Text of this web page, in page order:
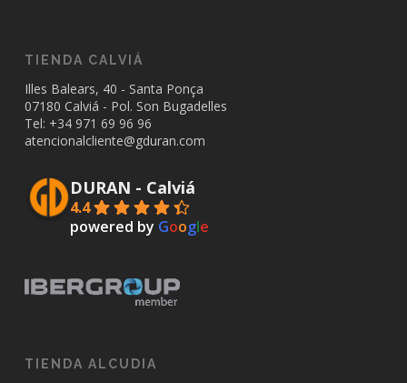
TIENDA CALVIÁ
Illes Balears, 40 - Santa Ponça
07180 Calviá - Pol. Son Bugadelles
Tel: +34 971 69 96 96
atencionalcliente@gduran.com
DURAN - Calviá
4.4
powered by Google
TIENDA ALCUDIA